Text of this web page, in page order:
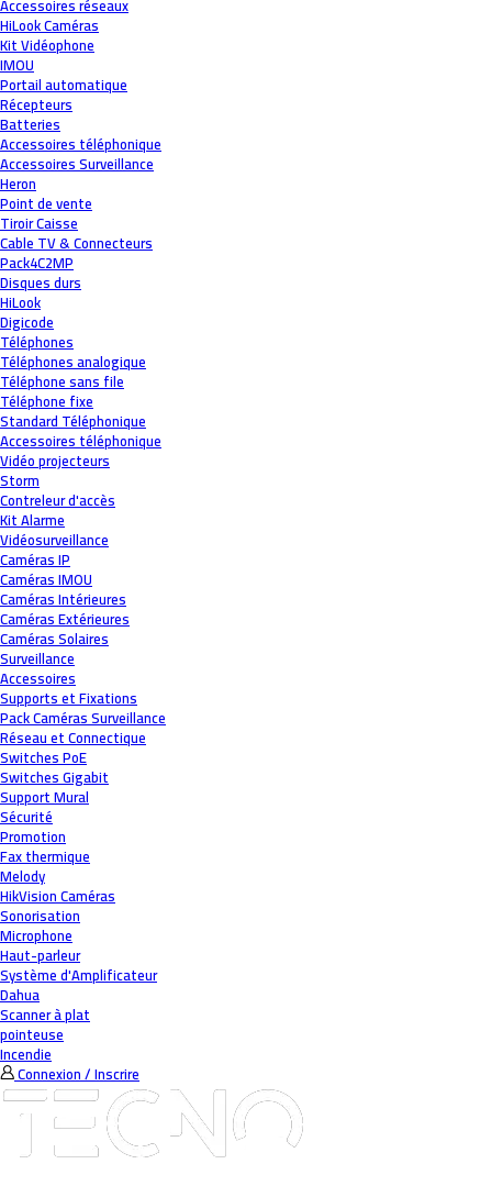
Accessoires réseaux
HiLook Caméras
Kit Vidéophone
IMOU
Portail automatique
Récepteurs
Batteries
Accessoires téléphonique
Accessoires Surveillance
Heron
Point de vente
Tiroir Caisse
Cable TV & Connecteurs
Pack4C2MP
Disques durs
HiLook
Digicode
Téléphones
Téléphones analogique
Téléphone sans file
Téléphone fixe
Standard Téléphonique
Accessoires téléphonique
Vidéo projecteurs
Storm
Contreleur d'accès
Kit Alarme
Vidéosurveillance
Caméras IP
Caméras IMOU
Caméras Intérieures
Caméras Extérieures
Caméras Solaires
Surveillance
Accessoires
Supports et Fixations
Pack Caméras Surveillance
Réseau et Connectique
Switches PoE
Switches Gigabit
Support Mural
Sécurité
Promotion
Fax thermique
Melody
HikVision Caméras
Sonorisation
Microphone
Haut-parleur
Système d'Amplificateur
Dahua
Scanner à plat
pointeuse
Incendie
Connexion / Inscrire